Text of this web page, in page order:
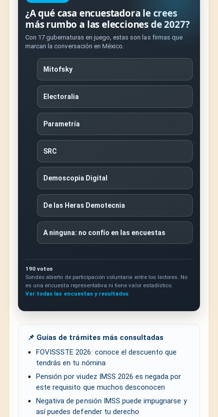
¿A qué casa encuestadora le crees
más rumbo a las elecciones de 2027?
Con 17 gubernaturas en juego, estas son las firmas que
marcan la conversación en México.
Mitofsky
Electoralia
Parametría
SRC
Demoscopia Digital
De las Heras Demotecnia
A ninguna: no confío en las encuestas
190 votos
Sondeo abierto de participación voluntaria entre los lectores. No
es una encuesta representativa ni tiene valor estadístico.
Ver todas las encuestas y resultados
📌 Guías de trámites más consultadas
FOVISSSTE 2026: conoce el descuento que
tendrás en tu nómina
Pensión por viudez IMSS 2026 es negada por
este requisito que muchos desconocen
Negativa de pensión IMSS puede impugnarse y
así puedes defender tu derecho